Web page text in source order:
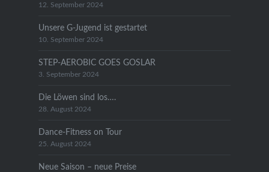
12. September 2024
Unsere G-Jugend ist gestartet
10. September 2024
STEP-AEROBIC GOES GOSLAR
3. September 2024
Die Löwen sind los….
28. August 2024
Dance-Fitness on Tour
25. August 2024
Neue Saison – neue Preise